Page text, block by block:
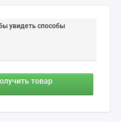
увидеть способы
товар